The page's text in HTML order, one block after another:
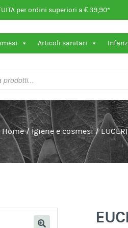
per ordini superiori a € 39,90*
Articoli sanitari
Home /Igiene e cosmesi /